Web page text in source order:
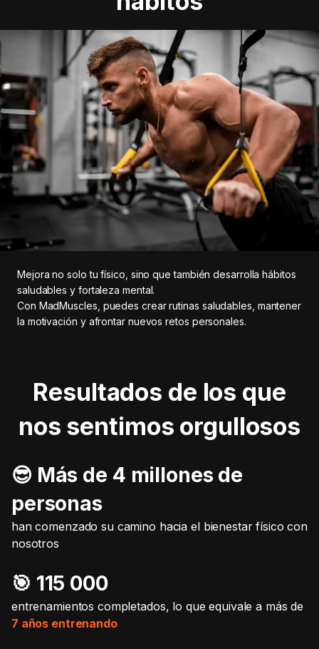
Mejora no solo tu físico, sino que también desarrolla hábitos
saludables y fortaleza mental.
Con MadMuscles, puedes crear rutinas saludables, mantener
la motivación y afrontar nuevos retos personales.
Resultados de los que
nos sentimos orgullosos
😎 Más de 4 millones de
personas
han comenzado su camino hacia el bienestar físico con
nosotros
🎯️ 115 000
entrenamientos completados, lo que equivale a más de
7 años entrenando